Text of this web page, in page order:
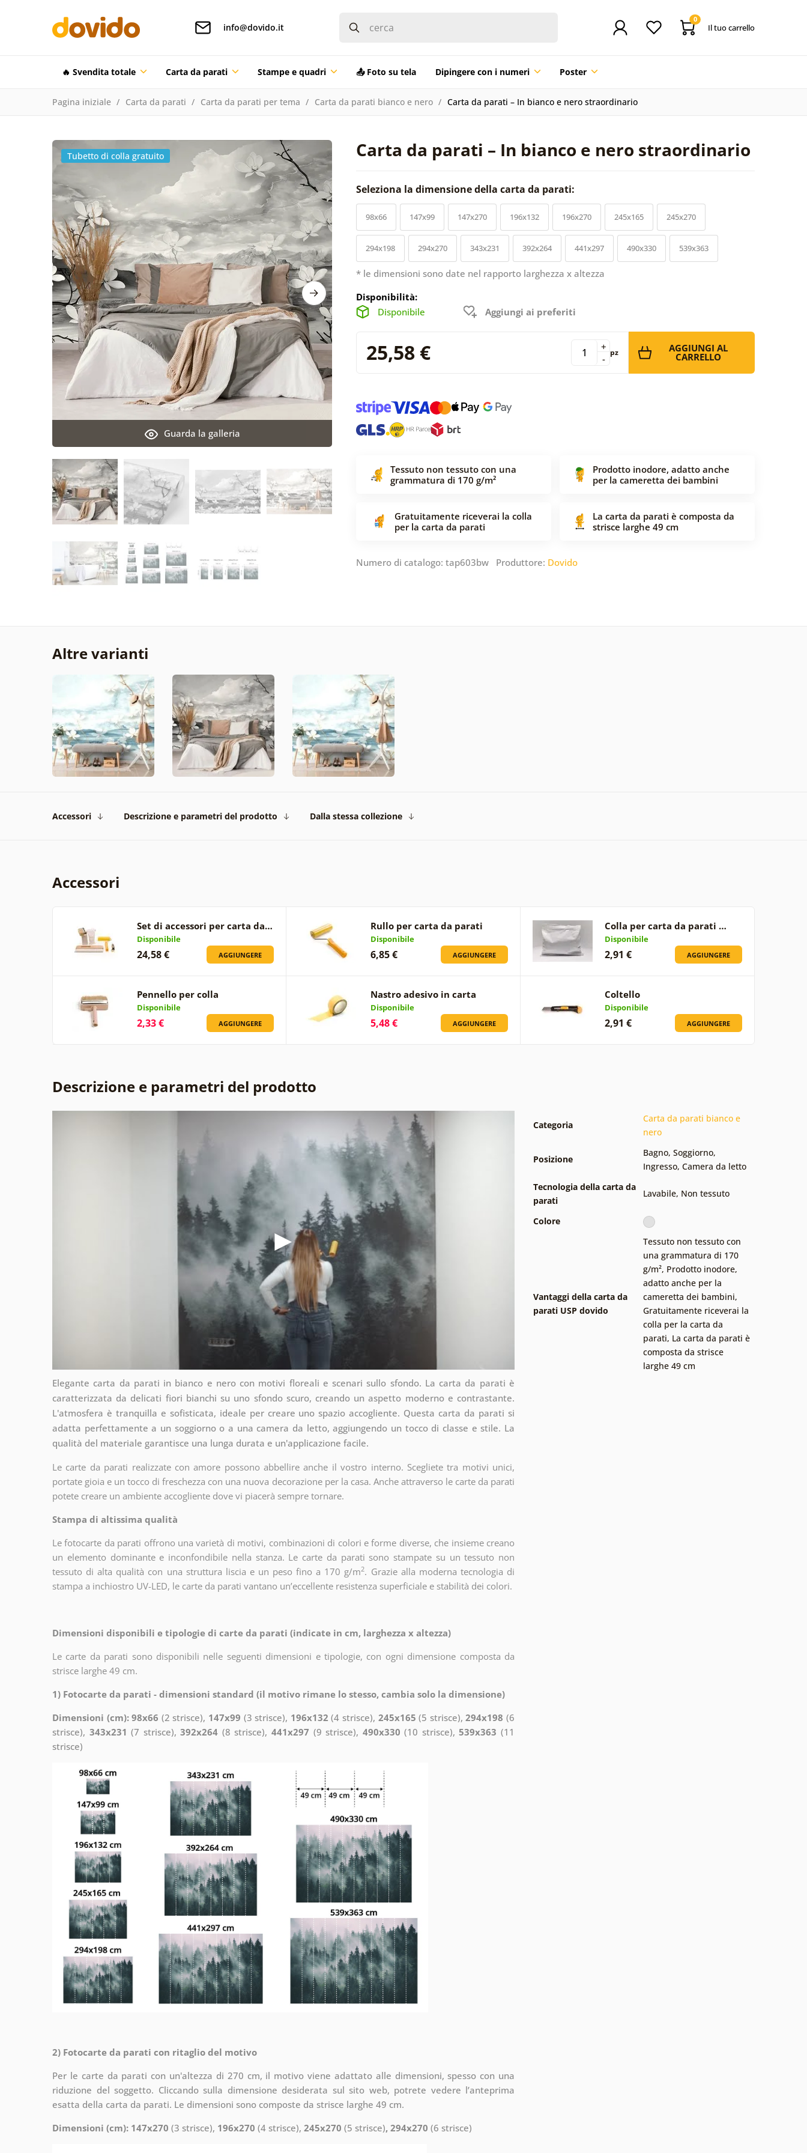
info@dovido.it
0
Il tuo carrello
🔥 Svendita totale Carta da parati Stampe e quadri 📤 Foto su tela Dipingere con i numeri Poster
Pagina iniziale Carta da parati Carta da parati per tema Carta da parati bianco e nero Carta da parati – In bianco e nero straordinario
Carta da parati – In bianco e nero straordinario
Guarda la galleria
Tubetto di colla gratuito
Seleziona la dimensione della carta da parati:
98x66 147x99 147x270 196x132 196x270 245x165 245x270
294x198 294x270 343x231 392x264 441x297 490x330 539x363
* le dimensioni sono date nel rapporto larghezza x altezza
Disponibilità:
Disponibile
Aggiungi ai preferiti
25,58 € -
+ pz AGGIUNGI AL
CARRELLO
Tessuto non tessuto con una
grammatura di 170 g/m²
Prodotto inodore, adatto anche
per la cameretta dei bambini
Gratuitamente riceverai la colla
per la carta da parati
La carta da parati è composta da
strisce larghe 49 cm
Numero di catalogo: tap603bw Produttore: Dovido
Altre varianti
Accessori Descrizione e parametri del prodotto Dalla stessa collezione
Accessori
Set di accessori per carta da…
Disponibile
24,58 € AGGIUNGERE
Rullo per carta da parati
Disponibile
6,85 € AGGIUNGERE
Colla per carta da parati …
Disponibile
2,91 € AGGIUNGERE
Pennello per colla
Disponibile
2,33 € AGGIUNGERE
Nastro adesivo in carta
Disponibile
5,48 € AGGIUNGERE
Coltello
Disponibile
2,91 € AGGIUNGERE
Descrizione e parametri del prodotto
Elegante carta da parati in bianco e nero con motivi floreali e scenari sullo sfondo. La carta da parati è
caratterizzata da delicati fiori bianchi su uno sfondo scuro, creando un aspetto moderno e contrastante.
L'atmosfera è tranquilla e sofisticata, ideale per creare uno spazio accogliente. Questa carta da parati si
adatta perfettamente a un soggiorno o a una camera da letto, aggiungendo un tocco di classe e stile. La
qualità del materiale garantisce una lunga durata e un'applicazione facile.
Le carte da parati realizzate con amore possono abbellire anche il vostro interno. Scegliete tra motivi unici,
portate gioia e un tocco di freschezza con una nuova decorazione per la casa. Anche attraverso le carte da parati
potete creare un ambiente accogliente dove vi piacerà sempre tornare.
Stampa di altissima qualità
Le fotocarte da parati offrono una varietà di motivi, combinazioni di colori e forme diverse, che insieme creano
un elemento dominante e inconfondibile nella stanza. Le carte da parati sono stampate su un tessuto non
tessuto di alta qualità con una struttura liscia e un peso fino a 170 g/m2. Grazie alla moderna tecnologia di
stampa a inchiostro UV-LED, le carte da parati vantano un’eccellente resistenza superficiale e stabilità dei colori.
Dimensioni disponibili e tipologie di carte da parati (indicate in cm, larghezza x altezza)
Le carte da parati sono disponibili nelle seguenti dimensioni e tipologie, con ogni dimensione composta da
strisce larghe 49 cm.
1) Fotocarte da parati - dimensioni standard (il motivo rimane lo stesso, cambia solo la dimensione)
Dimensioni (cm): 98x66 (2 strisce), 147x99 (3 strisce), 196x132 (4 strisce), 245x165 (5 strisce),294x198 (6
strisce), 343x231 (7 strisce),392x264 (8 strisce),441x297 (9 strisce), 490x330 (10 strisce),539x363 (11
strisce)
2) Fotocarte da parati con ritaglio del motivo
Per le carte da parati con un'altezza di 270 cm, il motivo viene adattato alle dimensioni, spesso con una
riduzione del soggetto. Cliccando sulla dimensione desiderata sul sito web, potrete vedere l’anteprima
esatta della carta da parati. Le dimensioni sono composte da strisce larghe 49 cm.
Dimensioni (cm): 147x270 (3 strisce), 196x270 (4 strisce), 245x270 (5 strisce), 294x270 (6 strisce)
Categoria
Carta da parati bianco e
nero
Posizione
Bagno, Soggiorno,
Ingresso, Camera da letto
Tecnologia della carta da
parati
Lavabile, Non tessuto
Colore
Vantaggi della carta da
parati USP dovido
Tessuto non tessuto con
una grammatura di 170
g/m², Prodotto inodore,
adatto anche per la
cameretta dei bambini,
Gratuitamente riceverai la
colla per la carta da
parati, La carta da parati è
composta da strisce
larghe 49 cm